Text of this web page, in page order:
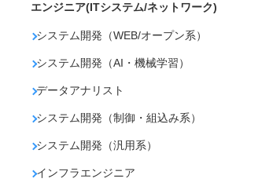
エンジニア(ITシステム/ネットワーク)
システム開発（WEB/オープン系）
システム開発（AI・機械学習）
データアナリスト
システム開発（制御・組込み系）
システム開発（汎用系）
インフラエンジニア